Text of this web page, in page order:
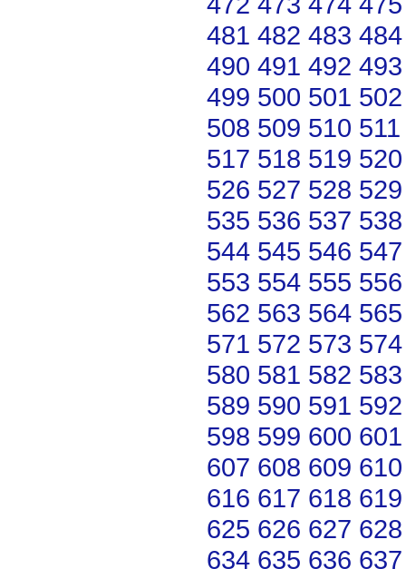
481 482 483 484
490 491 492 493
499 500 501 502
508 509 510 511
517 518 519 520
526 527 528 529
535 536 537 538
544 545 546 547
553 554 555 556
562 563 564 565
571 572 573 574
580 581 582 583
589 590 591 592
598 599 600 601
607 608 609 610
616 617 618 619
625 626 627 628
634 635 636 637